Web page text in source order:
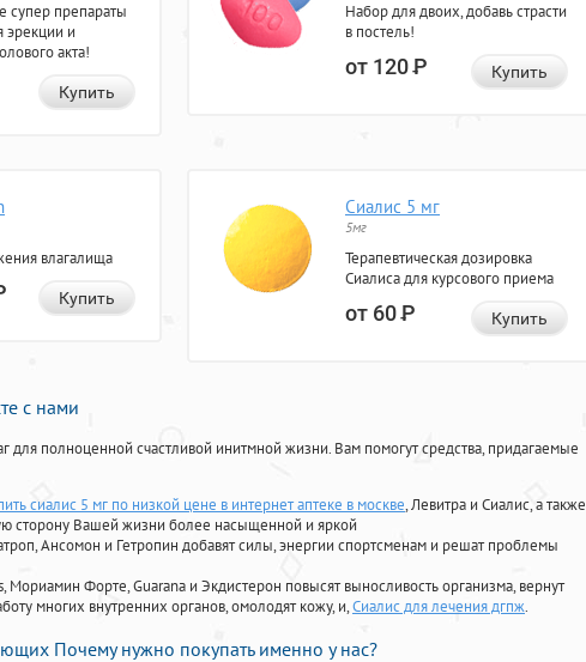
супер препараты
эрекции и
акта!
Купить
Набор для двоих, добавь страсти
в постель!
от 120Р Купить
влагалища
Купить
Сиалис 5 мг
5мг
Терапевтическая дозировка
Сиалиса для курсового приема
от 60Р Купить
с нами
для полноценной счастливой инитмной жизни. Вам помогут средства, придагаемые
сиалис 5 мг по низкой цене в интернет аптеке в москве, Левитра и Сиалис, а также
сторону Вашей жизни более насыщенной и яркой
Ансомон и Гетропин добавят силы, энергии спортсменам и решат проблемы
Мориамин Форте, Guarana и Экдистерон повысят выносливость организма, вернут
многих внутренних органов, омолодят кожу, и,Сиалис для лечения дгпж.
Почему нужно покупать именно у нас?